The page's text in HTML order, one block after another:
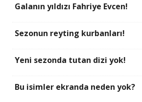
Galanın yıldızı Fahriye Evcen!
Sezonun reyting kurbanları!
Yeni sezonda tutan dizi yok!
Bu isimler ekranda neden yok?